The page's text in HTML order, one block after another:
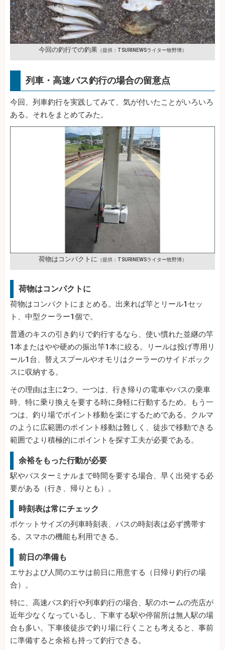
今回の釣行での釣果（提供：TSURINEWSライター牧野博）
列車・高速バス釣行の場合の留意点
今回、列車釣行を実践してみて、気が付いたことがいろいろ
ある。それをまとめてみた。
荷物はコンパクトに （提供：TSURINEWSライター牧野博）
荷物はコンパクトに
荷物はコンパクトにまとめる。出来れば竿とリール1セッ
ト、中型クーラー1個で。
普通のキスの引き釣りで釣行するなら、使い慣れた並継の竿
1本またはやや硬めの振出竿1本に絞る。リールは投げ専用リ
ール1台、替えスプールやオモリはクーラーのサイドボック
スに収納する。
その理由は主に2つ。一つは、行き帰りの電車やバスの乗車
時、特に乗り換えを要する時に身軽に行動するため。もう一
つは、釣り場でポイント移動を楽にするためである。クルマ
のように広範囲のポイント移動は難しく、徒歩で移動できる
範囲でより積極的にポイントを探す工夫が必要である。
余裕をもった行動が必要
駅やバスターミナルまで時間を要する場合、早く出発する必
要がある（行き、帰りとも）。
時刻表は常にチェック
ポケットサイズの列車時刻表、バスの時刻表は必ず携帯す
る。スマホの機能も利用できる。
前日の準備も
エサおよび人間のエサは前日に用意する（日帰り釣行の場
合）。
特に、高速バス釣行や列車釣行の場合、駅のホームの売店が
近年少なくなっているし、下車する駅や停留所は無人駅の場
合も多い。下車後徒歩で釣り場に行くことも考えると、事前
に準備すると余裕も持って釣行できる。